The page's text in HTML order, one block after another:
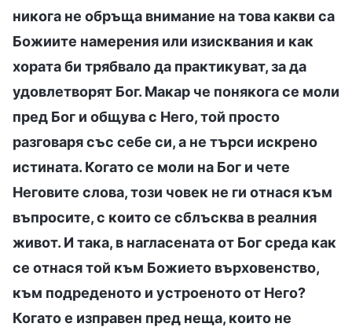
никога не обръща внимание на това какви са
Божиите намерения или изисквания и как
хората би трябвало да практикуват, за да
удовлетворят Бог. Макар че понякога се моли
пред Бог и общува с Него, той просто
разговаря със себе си, а не търси искрено
истината. Когато се моли на Бог и чете
Неговите слова, този човек не ги отнася към
въпросите, с които се сблъсква в реалния
живот. И така, в нагласената от Бог среда как
се отнася той към Божието върховенство,
към подреденото и устроеното от Него?
Когато е изправен пред неща, които не